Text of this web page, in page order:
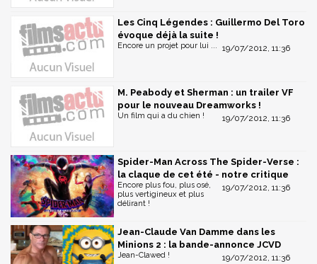
Les Cinq Légendes : Guillermo Del Toro
évoque déjà la suite !
19/07/2012, 11:36
Encore un projet pour lui ...
M. Peabody et Sherman : un trailer VF
pour le nouveau Dreamworks !
19/07/2012, 11:36
Un film qui a du chien !
Spider-Man Across The Spider-Verse :
la claque de cet été - notre critique
19/07/2012, 11:36
Encore plus fou, plus osé,
plus vertigineux et plus
délirant !
Jean-Claude Van Damme dans les
Minions 2 : la bande-annonce JCVD
19/07/2012, 11:36
Jean-Clawed !